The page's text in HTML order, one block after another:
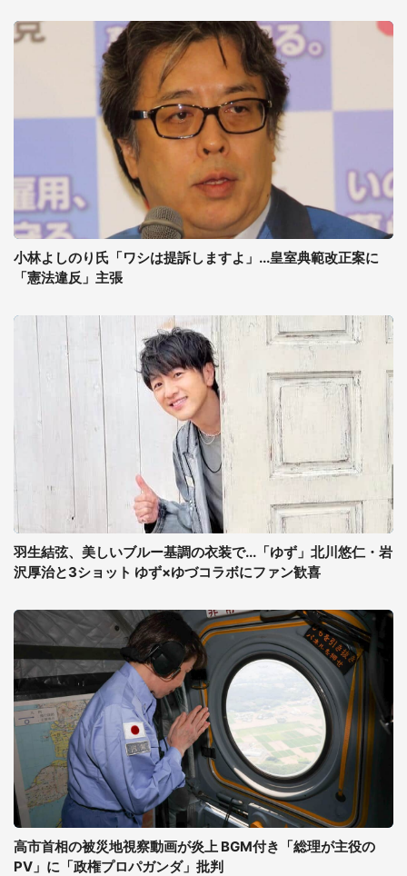
小林よしのり氏「ワシは提訴しますよ」...皇室典範改正案に
「憲法違反」主張
羽生結弦、美しいブルー基調の衣装で...「ゆず」北川悠仁・岩
沢厚治と3ショット ゆず×ゆづコラボにファン歓喜
高市首相の被災地視察動画が炎上 BGM付き「総理が主役の
PV」に「政権プロパガンダ」批判